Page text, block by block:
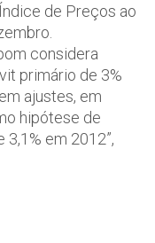
de Preços ao
considera
primário de 3%
ajustes, em
hipótese de
em 2012”,